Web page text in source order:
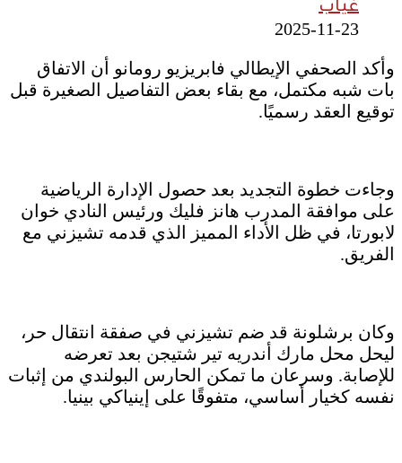
غياب
2025-11-23
وأكد الصحفي الإيطالي فابريزيو رومانو أن الاتفاق
بات شبه مكتمل، مع بقاء بعض التفاصيل الصغيرة قبل
توقيع العقد رسميًا.
وجاءت خطوة التجديد بعد حصول الإدارة الرياضية
على موافقة المدرب هانز فليك ورئيس النادي خوان
لابورتا، في ظل الأداء المميز الذي قدمه تشيزني مع
الفريق.
وكان برشلونة قد ضم تشيزني في صفقة انتقال حر،
ليحل محل مارك أندريه تير شتيجن بعد تعرضه
للإصابة. وسرعان ما تمكن الحارس البولندي من إثبات
نفسه كخيار أساسي، متفوقًا على إينياكي بينيا.